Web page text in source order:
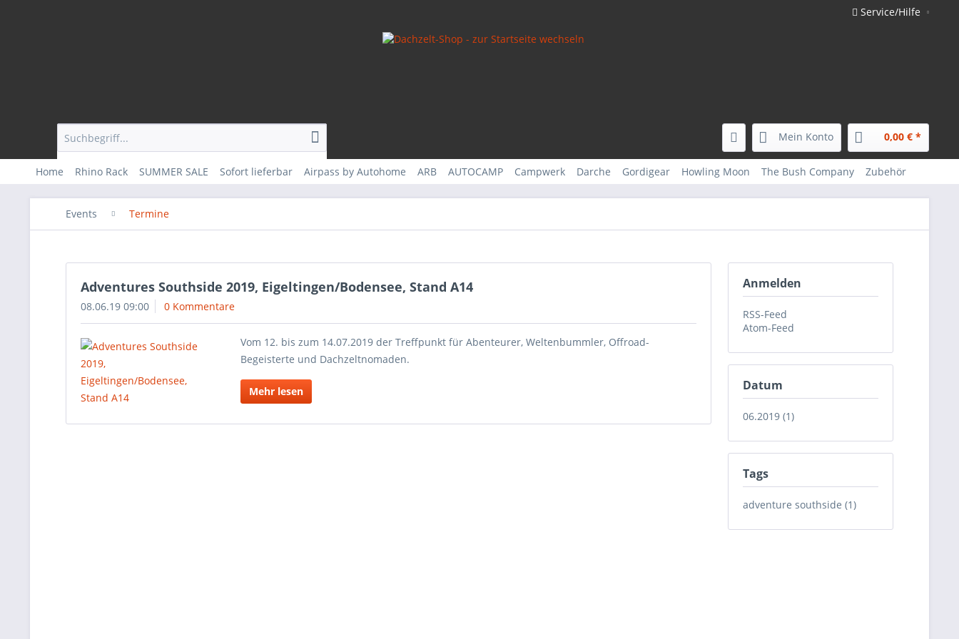
Service/Hilfe
Mein Konto 0,00 € *
Home Rhino Rack SUMMER SALE Sofort lieferbar Airpass by Autohome ARB AUTOCAMP Campwerk Darche Gordigear Howling Moon The Bush Company Zubehör
Events Termine
Anmelden
RSS-Feed
Atom-Feed
Datum
06.2019 (1)
Tags
adventure southside (1)
Adventures Southside 2019, Eigeltingen/Bodensee, Stand A14
08.06.19 09:00 0 Kommentare
Vom 12. bis zum 14.07.2019 der Treffpunkt für Abenteurer, Weltenbummler, Offroad-
Begeisterte und Dachzeltnomaden.
Mehr lesen